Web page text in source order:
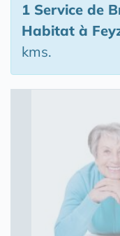
1 Service de
Habitat à
kms.